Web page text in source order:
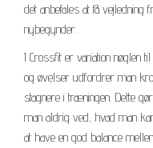
det anbefales at få
nybegynder.
I Crossfit er variation nøglen
og øvelser udfordrer man
stagnere i træningen. Dette
man aldrig ved, hvad man
at have en god balance